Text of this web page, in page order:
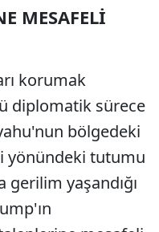
MESAFELİ
korumak
diplomatik sürece
bölgedeki
yönündeki tutumu
gerilim yaşandığı